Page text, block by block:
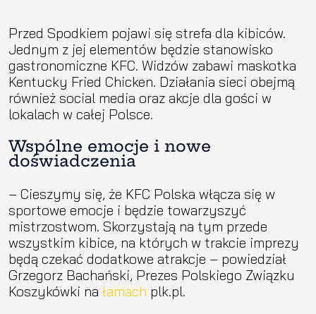
Przed Spodkiem pojawi się strefa dla kibiców.
Jednym z jej elementów będzie stanowisko
gastronomiczne KFC. Widzów zabawi maskotka
Kentucky Fried Chicken. Działania sieci obejmą
również social media oraz akcje dla gości w
lokalach w całej Polsce.
Wspólne emocje i nowe
doświadczenia
– Cieszymy się, że KFC Polska włącza się w
sportowe emocje i będzie towarzyszyć
mistrzostwom. Skorzystają na tym przede
wszystkim kibice, na których w trakcie imprezy
będą czekać dodatkowe atrakcje – powiedział
Grzegorz Bachański, Prezes Polskiego Związku
Koszykówki na łamach plk.pl.